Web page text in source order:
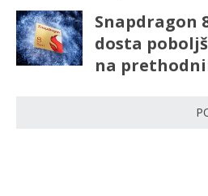
Snapdragon
dosta
na